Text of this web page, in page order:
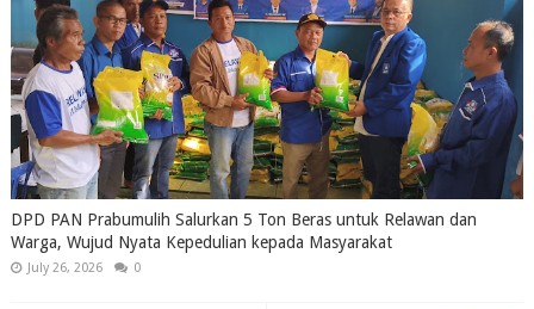
DPD PAN Prabumulih Salurkan 5 Ton Beras untuk Relawan dan
Warga, Wujud Nyata Kepedulian kepada Masyarakat
July 26, 2026 0